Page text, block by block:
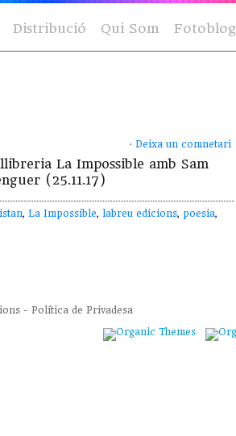
Distribució Qui Som Fotoblog
· Deixa un comnetari
La Impossible amb Sam
(25.11.17)
, La Impossible, labreu edicions, poesia,
- Política de Privadesa